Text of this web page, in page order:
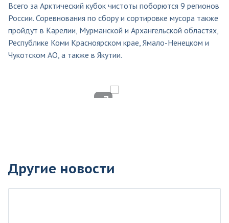
Всего за Арктический кубок чистоты поборются 9 регионов
России. Соревнования по сбору и сортировке мусора также
пройдут в Карелии, Мурманской и Архангельской областях,
Республике Коми Красноярском крае, Ямало-Ненецком и
Чукотском АО, а также в Якутии.
Другие новости